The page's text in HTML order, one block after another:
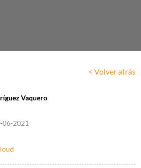
< Volver atrás
Vaquero
06-2021